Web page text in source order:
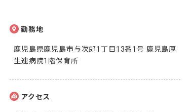
勤務地
鹿児島県鹿児島市与次郎1丁目13番1号 鹿児島厚
生連病院1階保育所
アクセス